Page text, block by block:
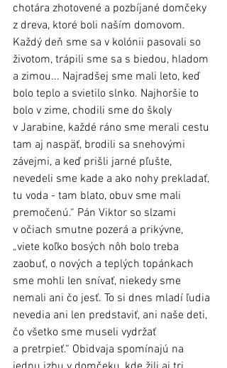
chotára zhotovené a pozbíjané domčeky
z dreva, ktoré boli naším domovom.
Každý deň sme sa v kolónii pasovali so
životom, trápili sme sa s biedou, hladom
a zimou... Najradšej sme mali leto, keď
bolo teplo a svietilo slnko. Najhoršie to
bolo v zime, chodili sme do školy
v Jarabine, každé ráno sme merali cestu
tam aj naspäť, brodili sa snehovými
závejmi, a keď prišli jarné pľušte,
nevedeli sme kade a ako nohy prekladať,
tu voda - tam blato, obuv sme mali
premočenú.“ Pán Viktor so slzami
v očiach smutne pozerá a prikývne,
„viete koľko bosých nôh bolo treba
zaobuť, o nových a teplých topánkach
sme mohli len snívať, niekedy sme
nemali ani čo jesť. To si dnes mladí ľudia
nevedia ani len predstaviť, ani naše deti,
čo všetko sme museli vydržať
a pretrpieť.“ Obidvaja spomínajú na